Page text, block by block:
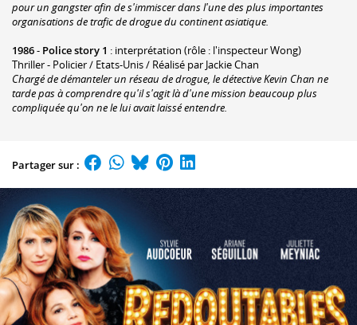
pour un gangster afin de s'immiscer dans l'une des plus importantes
organisations de trafic de drogue du continent asiatique.
1986- Police story 1 : interprétation (rôle : l'inspecteur Wong)
Thriller - Policier / Etats-Unis / Réalisé par Jackie Chan
Chargé de démanteler un réseau de drogue, le détective Kevin Chan ne
tarde pas à comprendre qu'il s'agit là d'une mission beaucoup plus
compliquée qu'on ne le lui avait laissé entendre.
Partager sur :